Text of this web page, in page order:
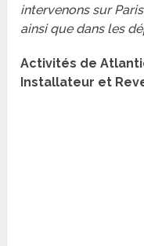
intervenons sur
ainsi que dans les
Activités de
Installateur et